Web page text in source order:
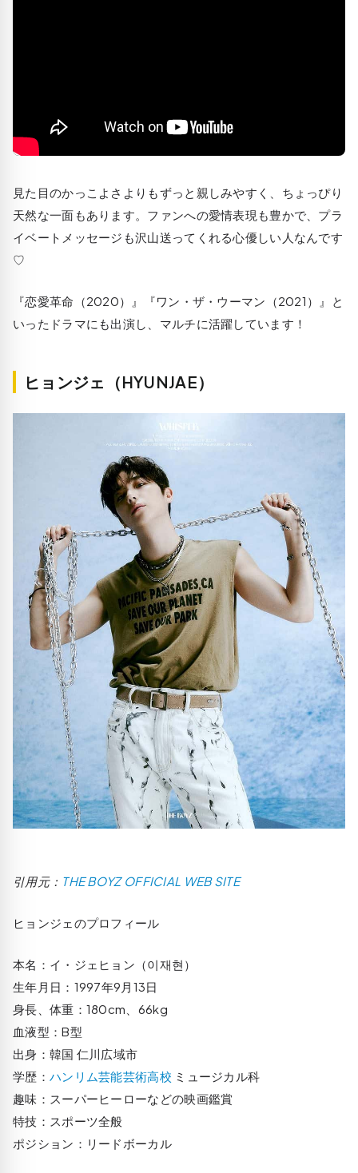
見た目のかっこよさよりもずっと親しみやすく、ちょっぴり
天然な一面もあります。ファンへの愛情表現も豊かで、プラ
イベートメッセージも沢山送ってくれる心優しい人なんです
♡
『恋愛革命（2020）』『ワン・ザ・ウーマン（2021）』と
いったドラマにも出演し、マルチに活躍しています！
ヒョンジェ（HYUNJAE）
引用元： THE BOYZ OFFICIAL WEB SITE
ヒョンジェのプロフィール
本名：イ・ジェヒョン（이재현）
生年月日：1997年9月13日
身長、体重：180cm、66kg
血液型：B型
出身：韓国 仁川広域市
学歴： ハンリム芸能芸術高校 ミュージカル科
趣味：スーパーヒーローなどの映画鑑賞
特技：スポーツ全般
ポジション：リードボーカル